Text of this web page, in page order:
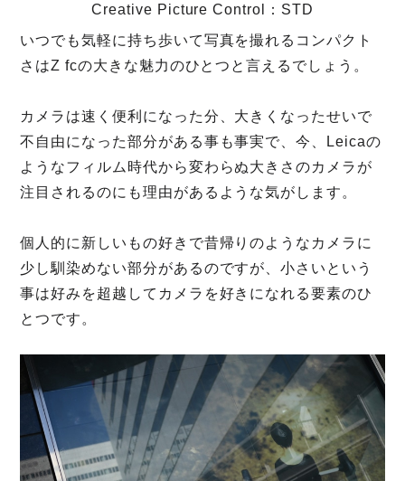
Creative Picture Control：STD
いつでも気軽に持ち歩いて写真を撮れるコンパクト
さはZ fcの大きな魅力のひとつと言えるでしょう。
カメラは速く便利になった分、大きくなったせいで
不自由になった部分がある事も事実で、今、Leicaの
ようなフィルム時代から変わらぬ大きさのカメラが
注目されるのにも理由があるような気がします。
個人的に新しいもの好きで昔帰りのようなカメラに
少し馴染めない部分があるのですが、小さいという
事は好みを超越してカメラを好きになれる要素のひ
とつです。